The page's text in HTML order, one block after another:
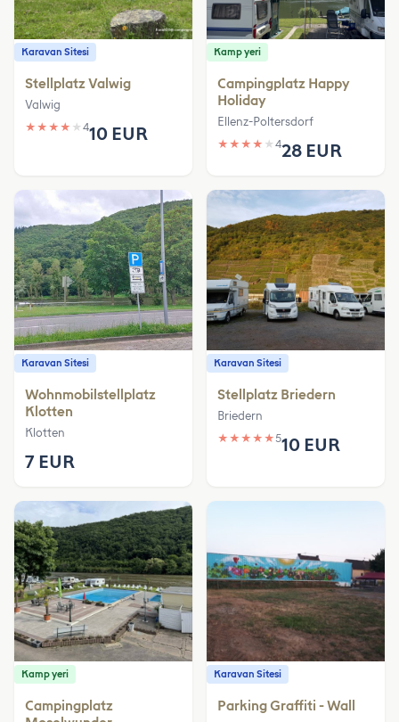
Karavan Sitesi
Stellplatz Valwig
Valwig
★ ★ ★ ★ ★ 410 EUR
Kamp yeri
Campingplatz Happy
Holiday
Ellenz-Poltersdorf
★ ★ ★ ★ ★ 428 EUR
Karavan Sitesi
Wohnmobilstellplatz
Klotten
Klotten
7 EUR
Karavan Sitesi
Stellplatz Briedern
Briedern
★ ★ ★ ★ ★510 EUR
Kamp yeri
Campingplatz
Karavan Sitesi
Parking Graffiti - Wall